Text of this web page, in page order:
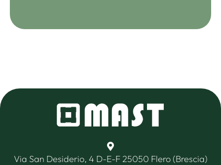
Via San Desiderio, 4 D-E-F 25050 Flero (Brescia)